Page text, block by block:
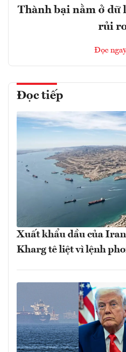
Thành bại nằm ở dữ
rủi
Đọc
Đọc tiếp
Xuất khẩu dầu của
Kharg tê liệt vì lệnh